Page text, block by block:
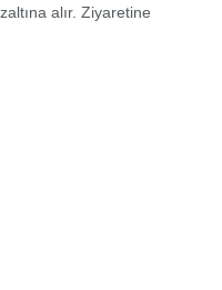
alır. Ziyaretine